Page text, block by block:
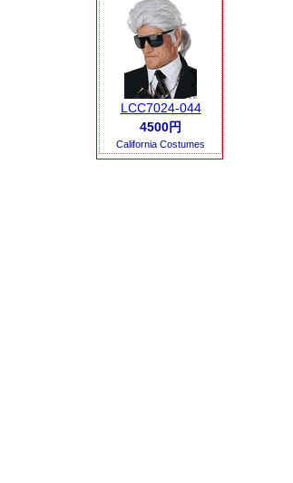
LCC7024-044
4500円
California Costumes